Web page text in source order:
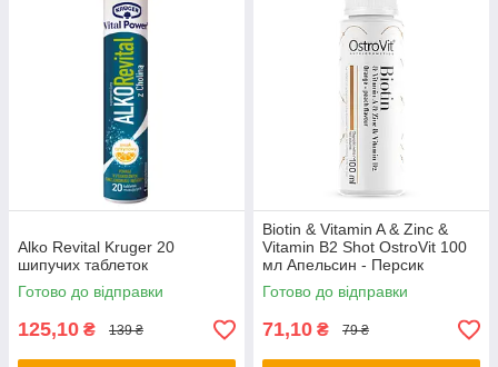
Alko Revital Kruger 20
шипучих таблеток
Готово до відправки
125,10 ₴ 139 ₴
Biotin & Vitamin A & Zinc &
Vitamin B2 Shot OstroVit 100
мл Апельсин - Персик
Готово до відправки
71,10 ₴ 79 ₴